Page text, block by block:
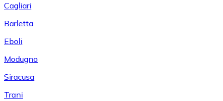
Cagliari
Barletta
Eboli
Modugno
Siracusa
Trani